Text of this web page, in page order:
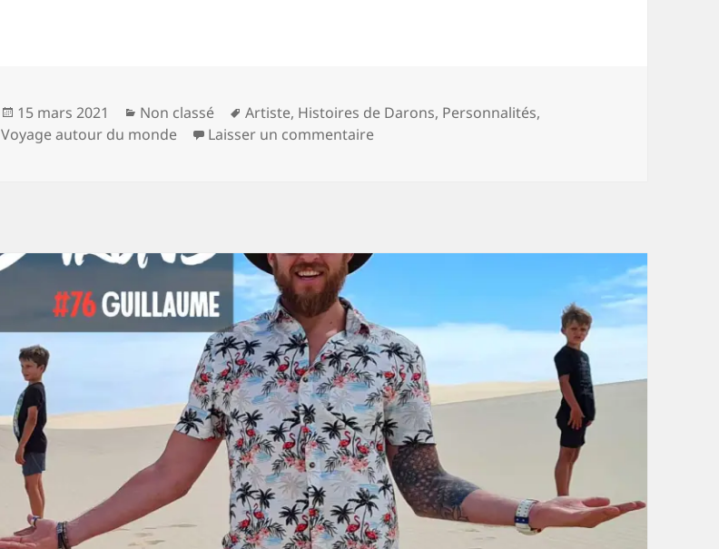
Publié
le
15 mars 2021 Catégories
Non classé
Mots-
clés
Artiste, Histoires de Darons, Personnalités,
Voyage autour du monde
Laisser un commentairesur Mathieu Des Longchamps, papa musicien